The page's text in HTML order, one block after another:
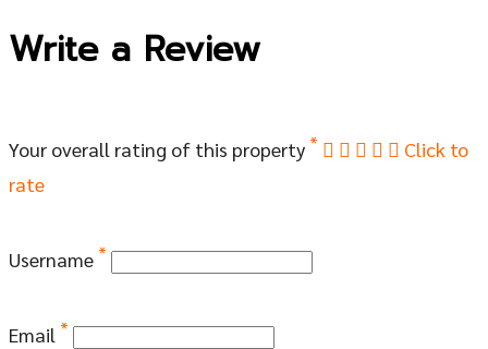
Write a Review
Your overall rating of this property *
Click to
rate
Username *
Email *